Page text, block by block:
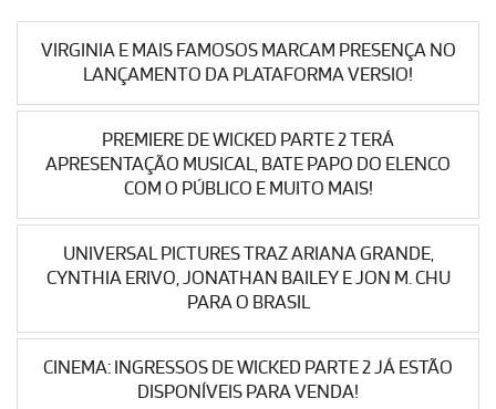
VIRGINIA E MAIS FAMOSOS MARCAM PRESENÇA NO
LANÇAMENTO DA PLATAFORMA VERSIO!
PREMIERE DE WICKED PARTE 2 TERÁ
APRESENTAÇÃO MUSICAL, BATE PAPO DO ELENCO
COM O PÚBLICO E MUITO MAIS!
UNIVERSAL PICTURES TRAZ ARIANA GRANDE,
CYNTHIA ERIVO, JONATHAN BAILEY E JON M. CHU
PARA O BRASIL
CINEMA: INGRESSOS DE WICKED PARTE 2 JÁ ESTÃO
DISPONÍVEIS PARA VENDA!